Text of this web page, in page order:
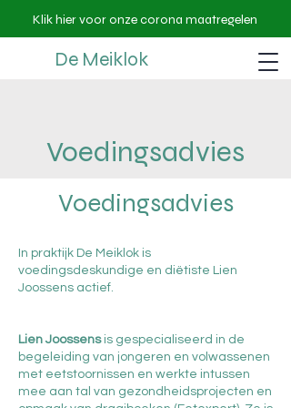
Klik hier voor onze corona maatregelen
De Meiklok
Voedingsadvies
Voedingsadvies
In praktijk De Meiklok is
voedingsdeskundige en diëtiste Lien
Joossens actief.
Lien Joossensis gespecialiseerd in de
begeleiding van jongeren en volwassenen
met eetstoornissen en werkte intussen
mee aan tal van gezondheidsprojecten en